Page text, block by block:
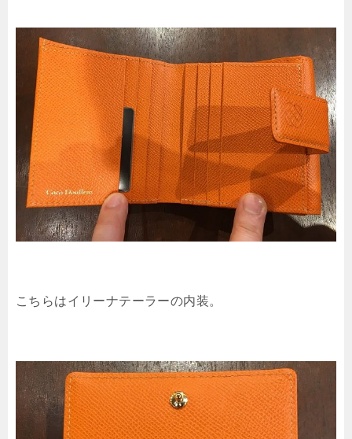
こちらはイリーナテーラーの内装。